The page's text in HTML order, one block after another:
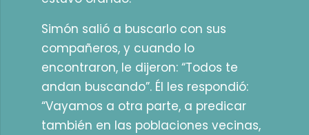
Simón salió a buscarlo con sus
compañeros, y cuando lo
encontraron, le dijeron: “Todos te
andan buscando”. Él les respondió:
“Vayamos a otra parte, a predicar
también en las poblaciones vecinas,